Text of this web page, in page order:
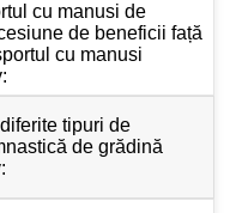
cu manusi de
de beneficii față
cu manusi
tipuri de
de grădină